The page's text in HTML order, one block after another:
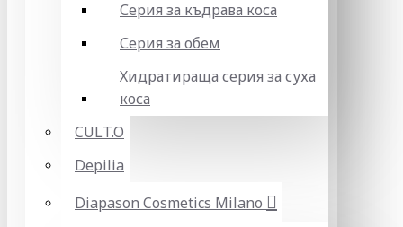
Серия за къдрава коса
Серия за обем
Хидратираща серия за суха
коса
CULT.O
Depilia
Diapason Cosmetics Milano